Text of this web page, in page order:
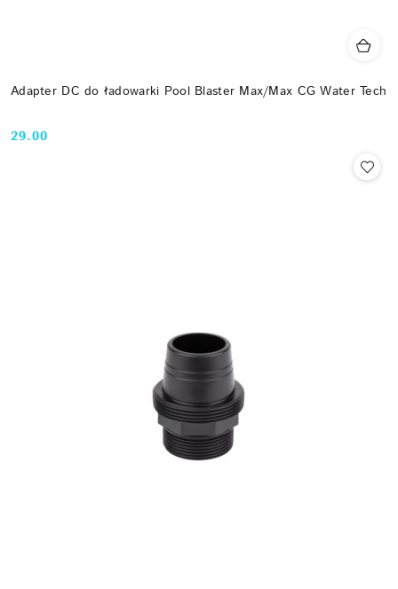
Adapter DC do ładowarki Pool Blaster Max/Max CG Water Tech
Cena:
29.00